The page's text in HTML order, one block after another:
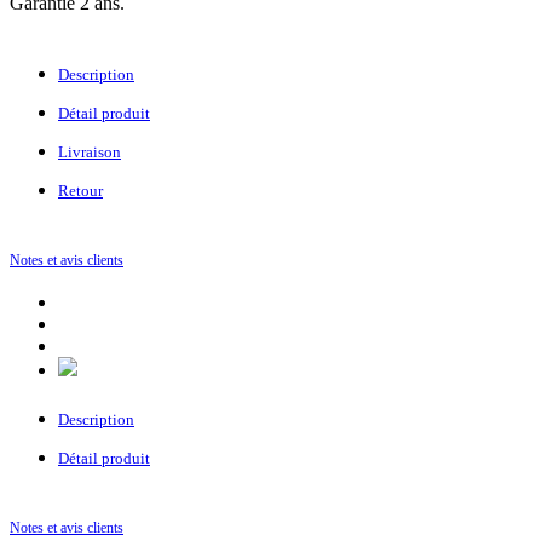
Description
Détail produit
Livraison
Retour
Notes et avis clients
Description
Détail produit
Notes et avis clients